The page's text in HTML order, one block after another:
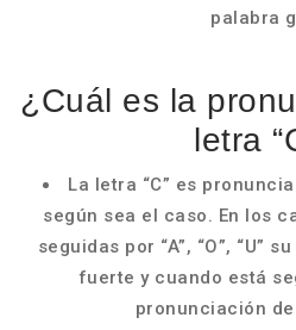
palabra
¿Cuál es la
letra
La letra “C” es
según sea el caso. En los
seguidas por “A”, “O”, “U”
fuerte y cuando está
pronunciación